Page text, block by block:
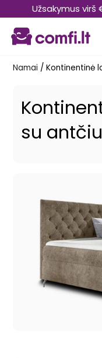
prie
turinio
Užsakymus
Namai / Kontinentinė
su